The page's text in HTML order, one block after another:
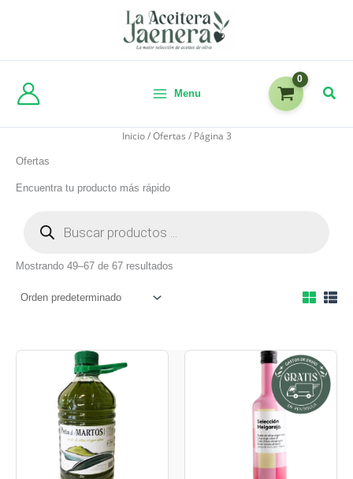
Menu
Inicio/Ofertas / Página 3
Ofertas
Encuentra tu producto más rápido
Mostrando 49–67 de 67 resultados